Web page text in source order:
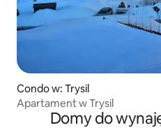
Condo w: Trysil
Apartament w Trysil
Domy do